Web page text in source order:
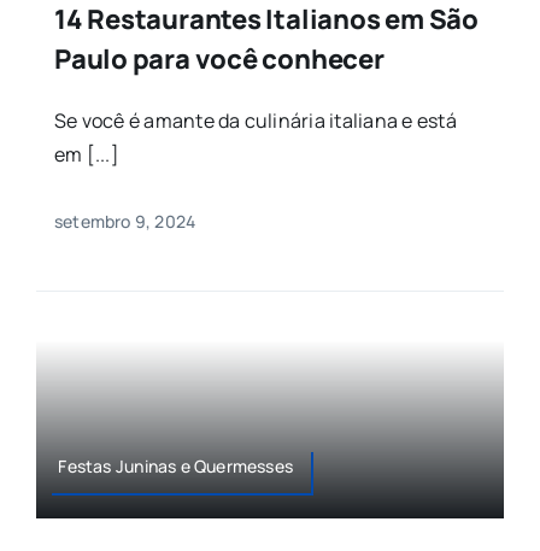
14 Restaurantes Italianos em São
Paulo para você conhecer
Se você é amante da culinária italiana e está
em [...]
setembro 9, 2024
Festas Juninas e Quermesses